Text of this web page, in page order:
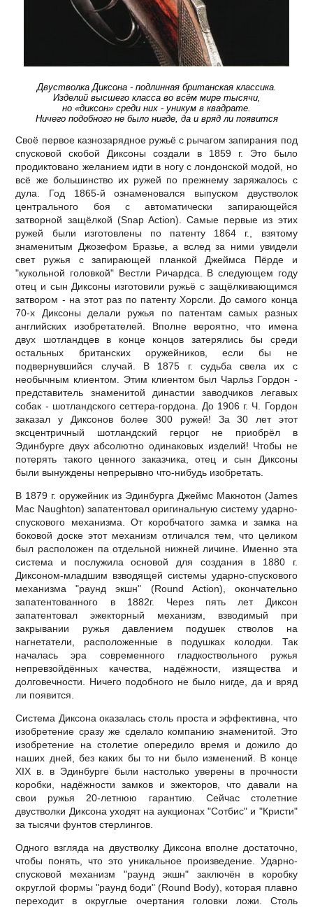
Двустволка Диксона - подлинная британская классика.
Изделий высшего класса во всём мире тысячи,
но «диксон» среди них - уникум в квадрате.
Ничего подобного не было нигде, да и вряд ли появится
Своё первое казнозарядное ружьё с рычагом запирания под
спусковой скобой Диксоны создали в 1859 г. Это было
продиктовано желанием идти в ногу с лондонской модой, но
всё же большинство их ружей по прежнему заряжалось с
дула. Год 1865-й ознаменовался выпуском двустволок
центрального боя с автоматически запирающейся
затворной защёлкой (Snap Action). Самые первые из этих
ружей были изготовлены по патенту 1864 г., взятому
знаменитым Джозефом Бразье, а вслед за ними увидели
свет ружья с запирающей планкой Джеймса Пёрде и
"кукольной головкой" Вестли Ричардса. В следующем году
отец и сын Диксоны изготовили ружьё с защёлкивающимся
затвором - на этот раз по патенту Хорсли. До самого конца
70-х Диксоны делали ружья по патентам самых разных
английских изобретателей. Вполне вероятно, что имена
двух шотландцев в конце концов затерялись бы среди
остальных британских оружейников, если бы не
подвернувшийся случай. В 1875 г. судьба свела их с
необычным клиентом. Этим клиентом был Чарльз Гордон -
представитель знаменитой династии заводчиков легавых
собак - шотландского сеттера-гордона. До 1906 г. Ч. Гордон
заказал у Диксонов более 300 ружей! За 30 лет этот
эксцентричный шотландский герцог не приобрёл в
Эдинбурге двух абсолютно одинаковых изделий! Чтобы не
потерять такого ценного заказчика, отец и сын Диксоны
были вынуждены непрерывно что-нибудь изобретать.
В 1879 г. оружейник из Эдинбурга Джеймс Макнотон (James
Mac Naughton) запатентовал оригинальную систему ударно-
спускового механизма. От коробчатого замка и замка на
боковой доске этот механизм отличался тем, что целиком
был расположен па отдельной нижней личине. Именно эта
система и послужила основой для создания в 1880 г.
Диксоном-младшим взводящей системы ударно-спускового
механизма "раунд экшн" (Round Action), окончательно
запатентованного в 1882г. Через пять лет Диксон
запатентовал эжекторный механизм, взводимый при
закрывании ружья давлением подушек стволов на
нагнетатели, расположенные в подушках колодки. Так
началась эра современного гладкоствольного ружья
непревзойдённых качества, надёжности, изящества и
долговечности. Ничего подобного не было нигде, да и вряд
ли появится.
Система Диксона оказалась столь проста и эффективна, что
изобретение сразу же сделало компанию знаменитой. Это
изобретение на столетие опередило время и дожило до
наших дней, без каких бы то ни было изменений. В конце
XIX в. в Эдинбурге были настолько уверены в прочности
коробки, надёжности замков и эжекторов, что давали на
свои ружья 20-летнюю гарантию. Сейчас столетние
двустволки Диксона уходят на аукционах "Сотбис" и "Кристи"
за тысячи фунтов стерлингов.
Одного взгляда на двустволку Диксона вполне достаточно,
чтобы понять, что это уникальное произведение. Ударно-
спусковой механизм "раунд экшн" заключён в коробку
округлой формы "раунд боди" (Round Body), которая плавно
переходит в округлые очертания головки ложи. Столь